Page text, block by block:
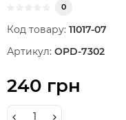
0
Код товару: 11017-07
Артикул: OPD-7302
240 грн